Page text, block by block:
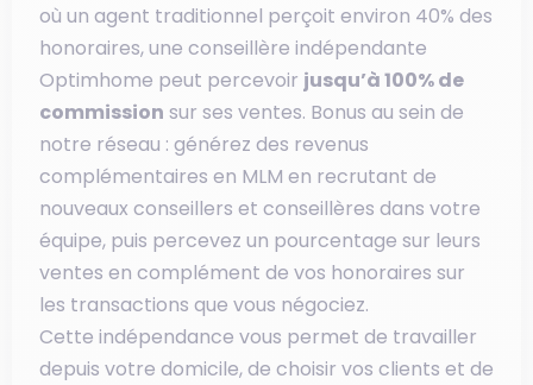
où un agent traditionnel perçoit environ 40% des
honoraires, une conseillère indépendante
Optimhome peut percevoir jusqu’à 100% de
commission sur ses ventes. Bonus au sein de
notre réseau : générez des revenus
complémentaires en MLM en recrutant de
nouveaux conseillers et conseillères dans votre
équipe, puis percevez un pourcentage sur leurs
ventes en complément de vos honoraires sur
les transactions que vous négociez.
Cette indépendance vous permet de travailler
depuis votre domicile, de choisir vos clients et de